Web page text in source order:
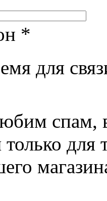
*
для
спам,
для